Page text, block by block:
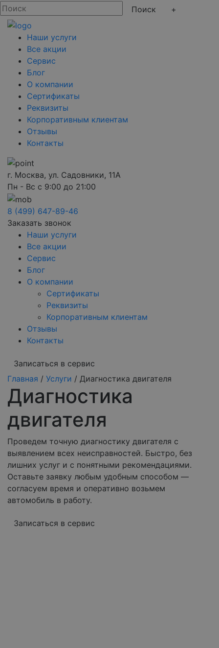
+
Наши услуги
Все акции
Сервис
Блог
О компании
Сертификаты
Реквизиты
Корпоративным клиентам
Отзывы
Контакты
г. Москва, ул. Садовники, 11А
Пн - Вс с 9:00 до 21:00
8 (499) 647-89-46
Заказать звонок
Наши услуги
Все акции
Сервис
Блог
О компании
Сертификаты
Реквизиты
Корпоративным клиентам
Отзывы
Контакты
Записаться в сервис
Главная / Услуги / Диагностика двигателя
Диагностика
двигателя
Проведем точную диагностику двигателя с
выявлением всех неисправностей. Быстро, без
лишних услуг и с понятными рекомендациями.
Оставьте заявку любым удобным способом —
согласуем время и оперативно возьмем
автомобиль в работу.
Записаться в сервис